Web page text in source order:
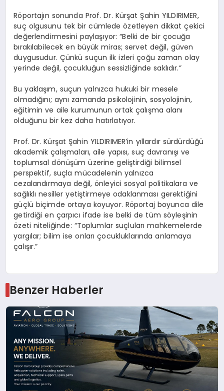
Röportajın sonunda Prof. Dr. Kürşat Şahin YILDIRIMER,
suç olgusunu tek bir cümlede özetleyen dikkat çekici
değerlendirmesini paylaşıyor: “Belki de bir çocuğa
bırakılabilecek en büyük miras; servet değil, güven
duygusudur. Çünkü suçun ilk izleri çoğu zaman olay
yerinde değil, çocukluğun sessizliğinde saklıdır.”
Bu yaklaşım, suçun yalnızca hukuki bir mesele
olmadığını; aynı zamanda psikolojinin, sosyolojinin,
eğitimin ve aile kurumunun ortak çalışma alanı
olduğunu bir kez daha hatırlatıyor.
Prof. Dr. Kürşat Şahin YILDIRIMER’in yıllardır sürdürdüğü
akademik çalışmaları, aile yapısı, suç davranışı ve
toplumsal dönüşüm üzerine geliştirdiği bilimsel
perspektif, suçla mücadelenin yalnızca
cezalandırmaya değil, önleyici sosyal politikalara ve
sağlıklı nesiller yetiştirmeye odaklanması gerektiğini
güçlü biçimde ortaya koyuyor. Röportaj boyunca dile
getirdiği en çarpıcı ifade ise belki de tüm söyleşinin
özeti niteliğinde: “Toplumlar suçluları mahkemelerde
yargılar; bilim ise onları çocukluklarında anlamaya
çalışır.”
Benzer Haberler